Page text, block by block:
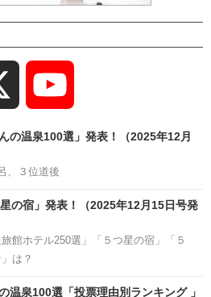
Channel
の温泉100選」発表！（2025年12月
、３位道後
の宿」発表！（2025年12月15日号発
館ホテル250選」「５つ星の宿」「５
は？
温泉100選「投票理由別ランキング 」